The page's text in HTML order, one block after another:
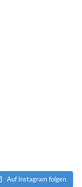
Auf Instagram folgen